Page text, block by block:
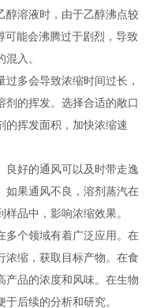
醇溶液时，由于乙醇沸点较
能会沸腾过于剧烈，导致
入。
多会导致浓缩时间过长，
剂的挥发。选择合适的敞口
的挥发面积，加快浓缩速
好的通风可以及时带走逸
如果通风不良，溶剂蒸汽在
品中，影响浓缩效果。
个领域有着广泛应用。在
浓缩，获取目标产物。在食
产品的浓度和风味。在生物
后续的分析和研究。